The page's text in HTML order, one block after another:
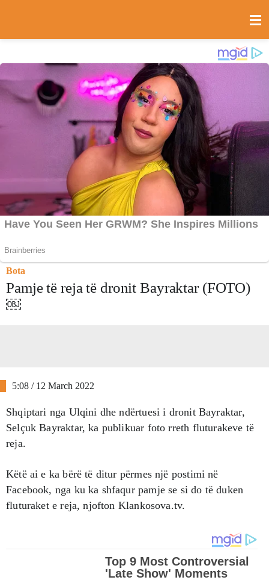
Bota
Pamje të reja të dronit Bayraktar (FOTO)
￼
5:08 / 12 March 2022
Shqiptari nga Ulqini dhe ndërtuesi i dronit Bayraktar,
Selçuk Bayraktar, ka publikuar foto rreth fluturakeve të
reja.
Këtë ai e ka bërë të ditur përmes një postimi në
Facebook, nga ku ka shfaqur pamje se si do të duken
fluturaket e reja, njofton Klankosova.tv.